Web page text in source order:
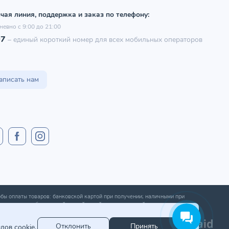
линия, поддержка и заказ по телефону:
с 9:00 до 21:00
– единый короткий номер для всех мобильных операторов
нам
оплаты товаров: банковской картой при получении; наличными при
оплата банковской картой онлайн; оплата картой рассрочки.
Отклонить Принять